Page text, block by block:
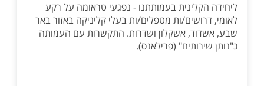
ליחידה הקלינית בעמותתנו - נפגעי טראומה על רקע
לאומי, דרושים/ות מטפלים/ות בעלי קליניקה באזור באר
שבע, אשדוד, אשקלון ושדרות. התקשרות עם העמותה
כ"נותן שירותים" (פרילאנס).